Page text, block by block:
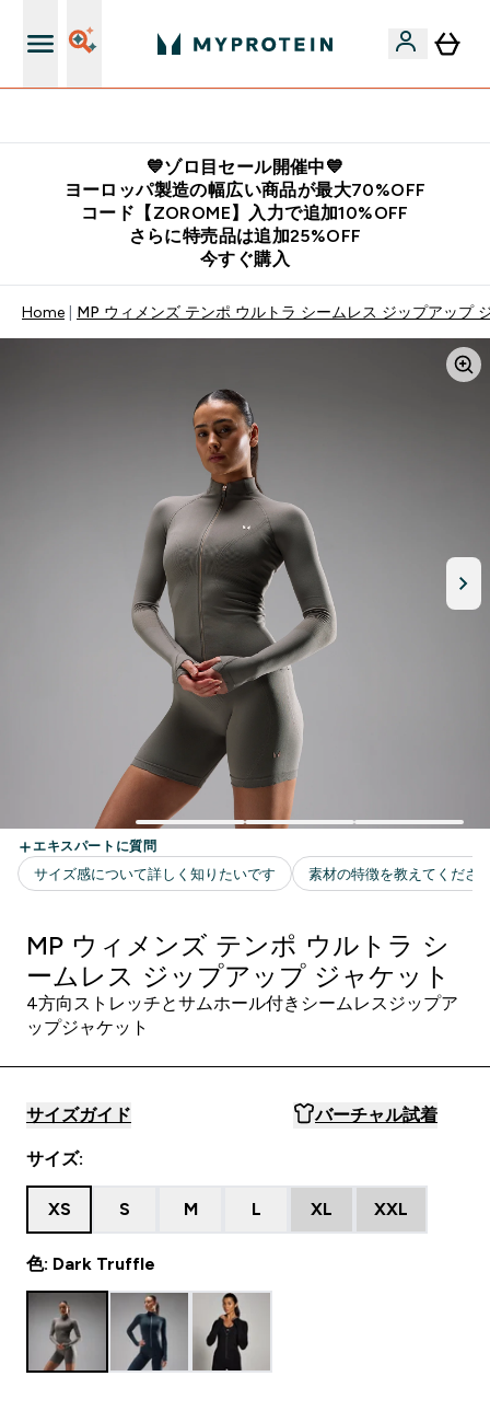
💙ゾロ目セール開催中💙
ヨーロッパ製造の幅広い商品が最大70%OFF
コード【ZOROME】入力で追加10%OFF
さらに特売品は追加25%OFF
今すぐ購入
Home MP ウィメンズ テンポ ウルトラ シームレス ジップアップ
MP ウィメンズ テンポ ウルトラ シ
ームレス ジップアップ ジャケット
4方向ストレッチとサムホール付きシームレスジップア
ップジャケット
サイズガイド バーチャル試着
サイズ:
XS S M L XL XXL
色: Dark Truffle